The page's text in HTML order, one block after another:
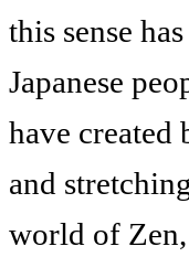
this sense
Japanese
have created
and
world of Zen,